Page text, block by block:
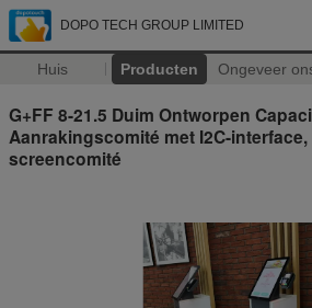
DOPO TECH GROUP LIMITED
Huis Producten Ongeveer
G+FF 8-21.5 Duim Ontworpen
Aanrakingscomité met I2C-
screencomité